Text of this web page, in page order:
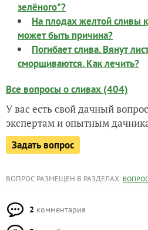
зелёного"?
На плодах желтой сливы
может быть причина?
Погибает слива. Вянут
сморщиваются. Как лечить?
Все вопросы о сливах (404)
У вас есть свой дачный
экспертам и опытным
Задать вопрос
ВОПРОС РАЗМЕЩЕН В РАЗДЕЛАХ:
2 комментария